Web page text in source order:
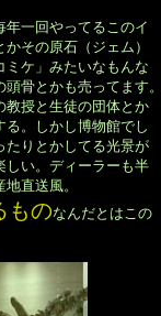
一回やってるこのイ
その原石（ジェム）
ミケ」みたいなもんな
頭骨とかも売ってます
授と生徒の団体とか
。しかし博物館でし
たりとかしてる光景が
しい。ディーラーも半
直送風。
ものなんだとはこの